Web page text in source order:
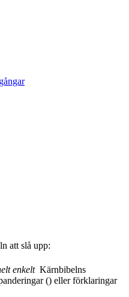
att slå upp:
enkelt Kärnbibelns
() eller förklaringar